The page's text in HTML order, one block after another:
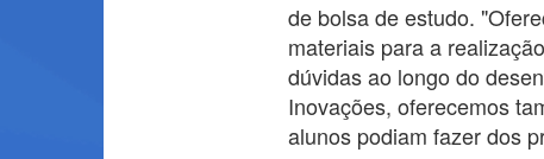
de bolsa de estudo.
materiais para a
dúvidas ao longo do
Inovações, oferecemos
alunos podiam fazer dos